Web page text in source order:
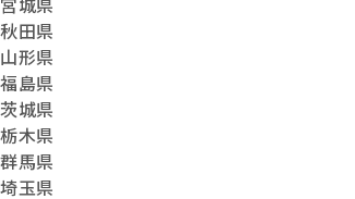
秋田県
山形県
福島県
茨城県
栃木県
群馬県
埼玉県